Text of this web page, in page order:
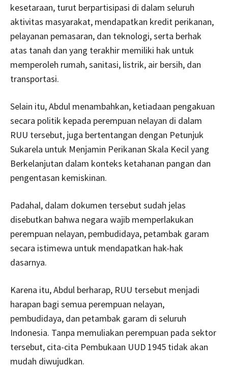
kesetaraan, turut berpartisipasi di dalam seluruh
aktivitas masyarakat, mendapatkan kredit perikanan,
pelayanan pemasaran, dan teknologi, serta berhak
atas tanah dan yang terakhir memiliki hak untuk
memperoleh rumah, sanitasi, listrik, air bersih, dan
transportasi.
Selain itu, Abdul menambahkan, ketiadaan pengakuan
secara politik kepada perempuan nelayan di dalam
RUU tersebut, juga bertentangan dengan Petunjuk
Sukarela untuk Menjamin Perikanan Skala Kecil yang
Berkelanjutan dalam konteks ketahanan pangan dan
pengentasan kemiskinan.
Padahal, dalam dokumen tersebut sudah jelas
disebutkan bahwa negara wajib memperlakukan
perempuan nelayan, pembudidaya, petambak garam
secara istimewa untuk mendapatkan hak-hak
dasarnya.
Karena itu, Abdul berharap, RUU tersebut menjadi
harapan bagi semua perempuan nelayan,
pembudidaya, dan petambak garam di seluruh
Indonesia. Tanpa memuliakan perempuan pada sektor
tersebut, cita-cita Pembukaan UUD 1945 tidak akan
mudah diwujudkan.